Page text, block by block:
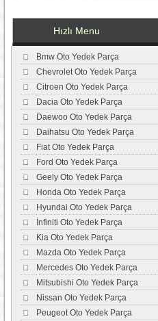
Hızlı Menu
Bmw Oto Yedek Parça
Chevrolet Oto Yedek Parça
Citroen Oto Yedek Parça
Dacia Oto Yedek Parça
Daewoo Oto Yedek Parça
Daihatsu Oto Yedek Parça
Fiat Oto Yedek Parça
Ford Oto Yedek Parça
Geely Oto Yedek Parça
Honda Oto Yedek Parça
Hyundai Oto Yedek Parça
İnfiniti Oto Yedek Parça
Kia Oto Yedek Parça
Mazda Oto Yedek Parça
Mercedes Oto Yedek Parça
Mitsubishi Oto Yedek Parça
Nissan Oto Yedek Parça
Peugeot Oto Yedek Parça